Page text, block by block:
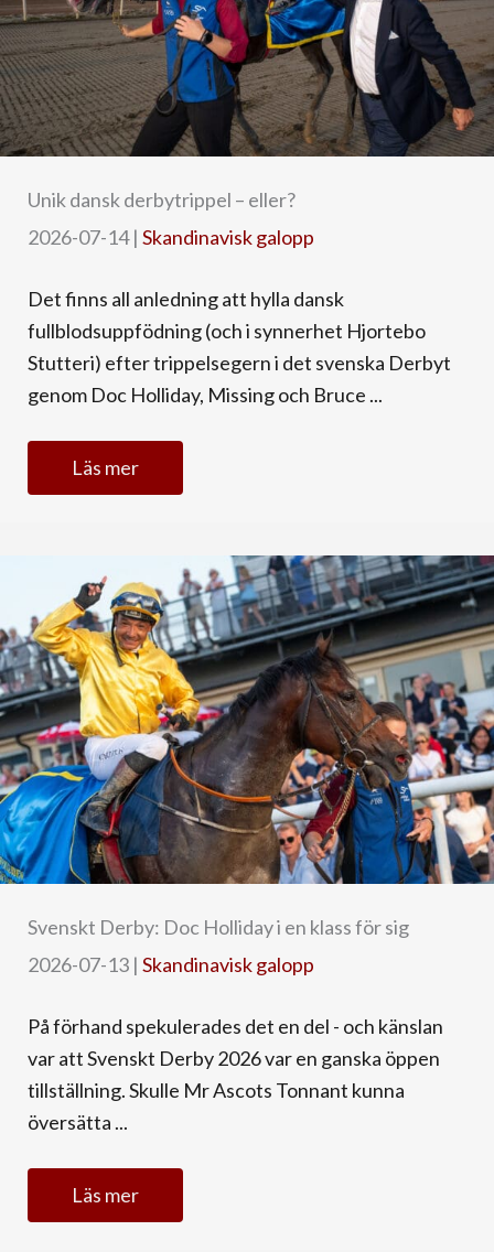
Unik dansk derbytrippel – eller?
2026-07-14| Skandinavisk galopp
Det finns all anledning att hylla dansk
fullblodsuppfödning (och i synnerhet Hjortebo
Stutteri) efter trippelsegern i det svenska Derbyt
genom Doc Holliday, Missing och Bruce ...
Läs mer
Svenskt Derby: Doc Holliday i en klass för sig
2026-07-13 | Skandinavisk galopp
På förhand spekulerades det en del - och känslan
var att Svenskt Derby 2026 var en ganska öppen
tillställning. Skulle Mr Ascots Tonnant kunna
översätta ...
Läs mer